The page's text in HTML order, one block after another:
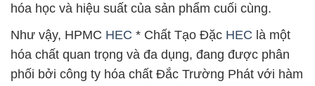
hóa học và hiệu suất của sản phẩm cuối cùng.
Như vậy, HPMC HEC * Chất Tạo Đặc HEC là một
hóa chất quan trọng và đa dụng, đang được phân
phối bởi công ty hóa chất Đắc Trường Phát với hàm